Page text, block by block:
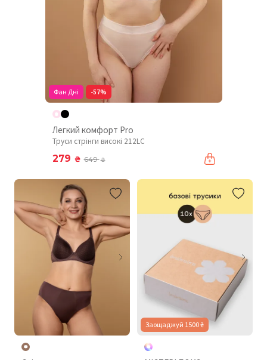
Фан Дні -57%
Легкий комфорт Pro
Труси стрінги високі 212LC
279 ₴ 649₴
Заощаджуй 1500 ₴